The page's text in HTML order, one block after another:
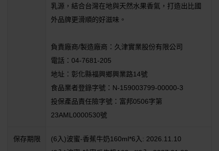
乳源，結合台灣在地與天然水果香氣，打造出比國
外品牌更滑順的好滋味。
負責廠商/製造廠商：久津實業股份有限公司
電話：04-7681-205
地址：彰化縣福興鄉興業路14號
食品業者登錄字號：N-159003799-00000-3
投保產品責任險字號：富邦0506字第
23AML0000530號
保存期限
(6入)波蜜-香蕉牛奶160ml*6入: 2026.11.10